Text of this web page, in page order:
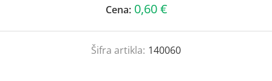
Cena: 0,60 €
Šifra artikla: 140060